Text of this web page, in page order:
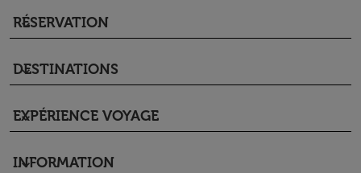
RÉSERVATION
keyboard_arrow_down
DESTINATIONS
keyboard_arrow_down
EXPÉRIENCE VOYAGE
keyboard_arrow_down
INFORMATION
keyboard_arrow_down